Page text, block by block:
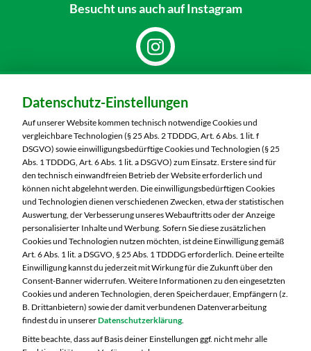
Besucht unsauch auf Instagram
MARKTKAUF Nürnberg-Thon
Wilhelmshavener Straße 15
90425 Nürnberg
Telefon:0911 93460
Markt ändern
Öffnungszeiten diese Woche:
Mo:
07:00 – 20:00 Uhr
Di:
07:00 – 20:00 Uhr
Mi:
07:00 – 20:00 Uhr
Do:
07:00 – 20:00 Uhr
Fr:
07:00 – 20:00 Uhr
Datenschutz-Einstellungen
Auf unserer Website kommen technisch notwendige Cookies und
vergleichbare Technologien (§ 25 Abs. 2 TDDDG, Art. 6 Abs. 1 lit. f
DSGVO) sowie einwilligungsbedürftige Cookies und Technologien (§ 25
Abs. 1 TDDDG, Art. 6 Abs. 1 lit. a DSGVO) zum Einsatz. Erstere sind für
den technisch einwandfreien Betrieb der Website erforderlich und
können nicht abgelehnt werden. Die einwilligungsbedürftigen Cookies
und Technologien dienen verschiedenen Zwecken, etwa der statistischen
Auswertung, der Verbesserung unseres Webauftritts oder der Anzeige
personalisierter Inhalte und Werbung. Sofern Sie diese zusätzlichen
Cookies und Technologien nutzen möchten, ist deine Einwilligung gemäß
Art. 6 Abs. 1 lit. a DSGVO, § 25 Abs. 1 TDDDG erforderlich. Deine erteilte
Einwilligung kannst du jederzeit mit Wirkung für die Zukunft über den
Consent-Banner widerrufen. Weitere Informationen zu den eingesetzten
Cookies und anderen Technologien, deren Speicherdauer, Empfängern (z.
B. Drittanbietern) sowie der damit verbundenen Datenverarbeitung
findest du in unsererDatenschutzerklärung.
Bitte beachte, dass auf Basis deiner Einstellungen ggf. nicht mehr alle